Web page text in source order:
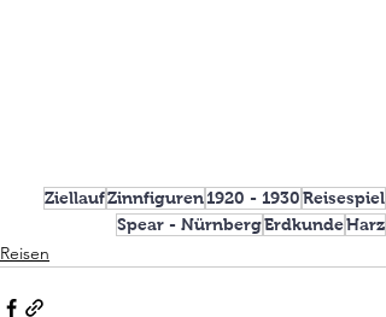
ZiellaufZinnfiguren1920 - 1930Reisespiel
Spear - NürnbergErdkundeHarz
Reisen